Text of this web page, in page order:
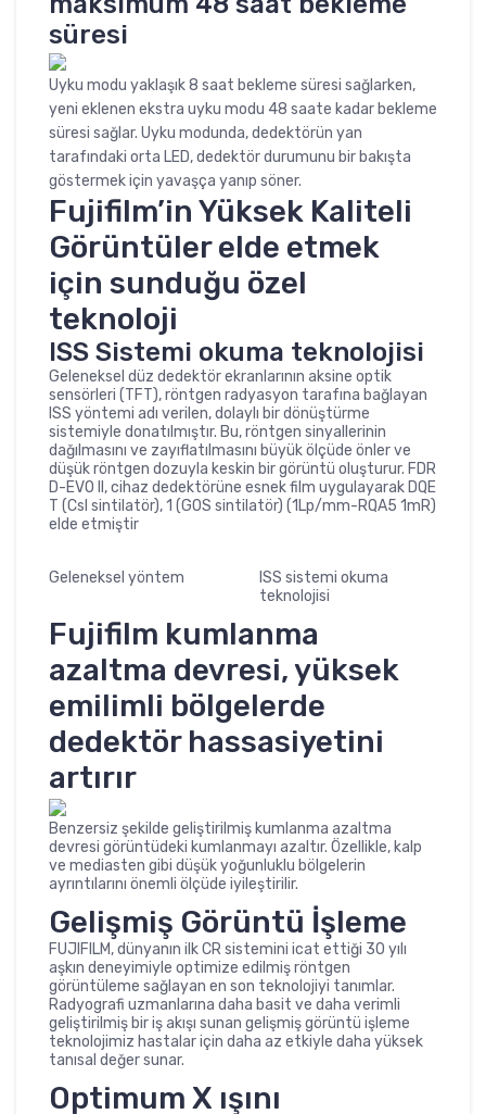
süresi
Uyku modu yaklaşık 8 saat bekleme süresi sağlarken,
yeni eklenen ekstra uyku modu 48 saate kadar bekleme
süresi sağlar. Uyku modunda, dedektörün yan
tarafındaki orta LED, dedektör durumunu bir bakışta
göstermek için yavaşça yanıp söner.
Fujifilm’in Yüksek Kaliteli
Görüntüler elde etmek
için sunduğu özel
teknoloji
ISS Sistemi okuma teknolojisi
Geleneksel düz dedektör ekranlarının aksine optik
sensörleri (TFT), röntgen radyasyon tarafına bağlayan
ISS yöntemi adı verilen, dolaylı bir dönüştürme
sistemiyle donatılmıştır. Bu, röntgen sinyallerinin
dağılmasını ve zayıflatılmasını büyük ölçüde önler ve
düşük röntgen dozuyla keskin bir görüntü oluşturur. FDR
D-EVO II, cihaz dedektörüne esnek film uygulayarak DQE
T (CsI sintilatör), 1 (GOS sintilatör) (1Lp/mm-RQA5 1mR)
elde etmiştir
Geleneksel yöntem
ISS sistemi okuma
teknolojisi
Fujifilm kumlanma
azaltma devresi, yüksek
emilimli bölgelerde
dedektör hassasiyetini
artırır
Benzersiz şekilde geliştirilmiş kumlanma azaltma
devresi görüntüdeki kumlanmayı azaltır. Özellikle, kalp
ve mediasten gibi düşük yoğunluklu bölgelerin
ayrıntılarını önemli ölçüde iyileştirilir.
Gelişmiş Görüntü İşleme
FUJIFILM, dünyanın ilk CR sistemini icat ettiği 30 yılı
aşkın deneyimiyle optimize edilmiş röntgen
görüntüleme sağlayan en son teknolojiyi tanımlar.
Radyografi uzmanlarına daha basit ve daha verimli
geliştirilmiş bir iş akışı sunan gelişmiş görüntü işleme
teknolojimiz hastalar için daha az etkiyle daha yüksek
tanısal değer sunar.
Optimum X ışını